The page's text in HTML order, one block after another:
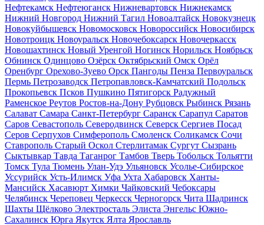
Нефтекамск Нефтеюганск Нижневартовск Нижнекамск
Нижний Новгород Нижний Тагил Новоалтайск Новокузнецк
Новокуйбышевск Новомосковск Новороссийск Новосибирск
Новотроицк Новоуральск Новочебоксарск Новочеркасск
Новошахтинск Новый Уренгой Ногинск Норильск Ноябрьск
Обнинск Одинцово Озёрск Октябрьский Омск Орёл
Оренбург Орехово-Зуево Орск Пангоды Пенза Первоуральск
Пермь Петрозаводск Петропавловск-Камчатский Подольск
Прокопьевск Псков Пушкино Пятигорск Радужный
Раменское Реутов Ростов-на-Дону Рубцовск Рыбинск Рязань
Салават Самара Санкт-Петербург Саранск Сарапул Саратов
Саров Севастополь Северодвинск Северск Сергиев Посад
Серов Серпухов Симферополь Смоленск Соликамск Сочи
Ставрополь Старый Оскол Стерлитамак Сургут Сызрань
Сыктывкар Тавда Таганрог Тамбов Тверь Тобольск Тольятти
Томск Тула Тюмень Улан-Удэ Ульяновск Усолье-Сибирское
Уссурийск Усть-Илимск Уфа Ухта Хабаровск Ханты-
Мансийск Хасавюрт Химки Чайковский Чебоксары
Челябинск Череповец Черкесск Черногорск Чита Шадринск
Шахты Щёлково Электросталь Элиста Энгельс Южно-
Сахалинск Юрга Якутск Ялта Ярославль